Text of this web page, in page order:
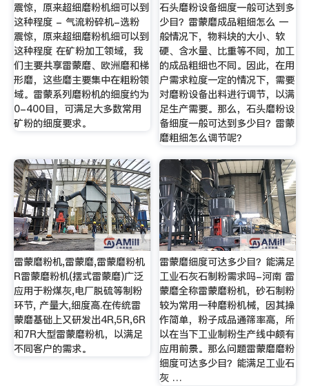
震惊，原来超细磨粉机细可以到
这种程度 - 气流粉碎机-选粉
震惊，原来超细磨粉机细可以到
这种程度 在矿粉加工领域，我
们主要共享雷蒙磨、欧洲磨和梯
形磨，这些磨主要集中在粗粉领
域。雷蒙系列磨粉机的细度约为
0-400目，可满足大多数常用
矿粉的细度要求。
石头磨粉设备细度一般可达到多
少目？雷蒙磨成品粗细怎么 一
般情况下，物料块的大小、软
硬、含水量、比重等不同，加工
的成品粗细也不同。因此，在用
户需求粒度一定的情况下，需要
对磨粉设备出料进行调节，以满
足生产需要。那么，石头磨粉设
备细度一般可达到多少目？雷蒙
磨粗细怎么调节呢？
雷蒙磨粉机,雷蒙磨,雷蒙磨粉机
R雷蒙磨粉机(摆式雷蒙磨)广泛
应用于粉煤灰,电厂脱硫等制粉
环节, 产量大,细度高.在传统雷
蒙磨基础上又研发出4R,5R,6R
和7R大型雷蒙磨粉机，以满足
不同客户的需求。
雷蒙磨细度可达多少目？能满足
工业石灰石制粉需求吗-河南 雷
蒙磨全称雷蒙磨粉机，砂石制粉
较为常用一种磨粉机械，因其操
作简单，粉子成品通筛率高，所
以在当下工业制粉生产线中颇有
应用前景。那么问题雷蒙磨磨粉
细度可达多少目？能满足工业石
灰 …